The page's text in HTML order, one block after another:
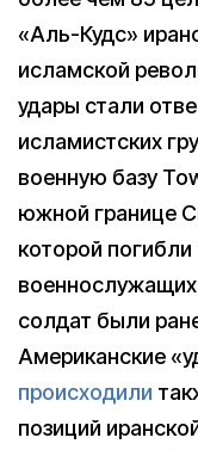
«Аль-Кудс»
исламской
удары стали
исламистских
военную базу
южной границе
которой
солдат были
Американские
происходили
позиций